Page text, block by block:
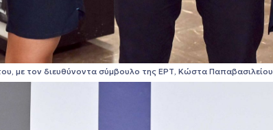
με τον διευθύνοντα σύμβουλο της ΕΡΤ, Κώστα Παπαβασιλείου